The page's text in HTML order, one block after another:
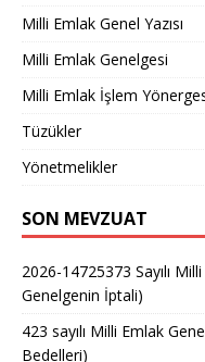
Milli Emlak Genel Yazısı
Milli Emlak Genelgesi
Milli Emlak İşlem
Tüzükler
Yönetmelikler
SON MEVZUAT
2026-14725373 Sayılı Milli
Genelgenin İptali)
423 sayılı Milli Emlak
Bedelleri)